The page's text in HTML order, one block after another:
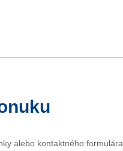
alebo kontaktného formulára.